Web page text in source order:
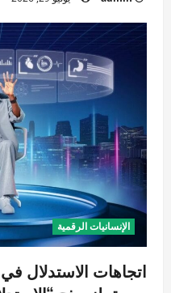
الإنسانيات الرقمية
اتجاهات الاستدلال